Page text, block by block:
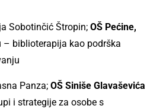
Sobotinčić Štropin;OŠ Pećine,
– biblioterapija kao podrška
Panza;OŠ Siniše Glavaševića
i strategije za osobe s